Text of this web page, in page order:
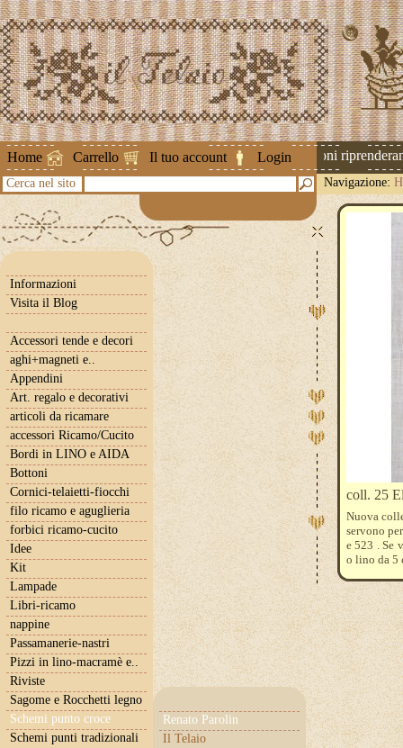
Home Carrello Il tuo account Login
Attenzione ! Le spedizioni
Cerca nel sito Navigazione:
Informazioni
Visita il Blog
Accessori tende e decori
aghi+magneti e..
Appendini
Art. regalo e decorativi
articoli da ricamare
accessori Ricamo/Cucito
Bordi in LINO e AIDA
Bottoni
Cornici-telaietti-fiocchi
filo ricamo e aguglieria
forbici ricamo-cucito
Idee
Kit
Lampade
Libri-ricamo
nappine
Passamanerie-nastri
Pizzi in lino-macramè e..
Riviste
Sagome e Rocchetti legno
Schemi punto croce
Renato Parolin
Il Telaio
Schemi punti tradizionali
coll. 25
Nuova
servono
e 523 . Se
o lino da 5